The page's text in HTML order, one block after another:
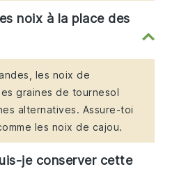
noix à la place des
les noix de
graines de tournesol
alternatives. Assure-toi
les noix de cajou.
je conserver cette